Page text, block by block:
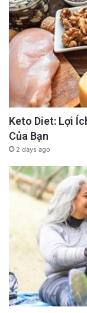
Keto Diet: Lợi
Của Bạn
2 days ago